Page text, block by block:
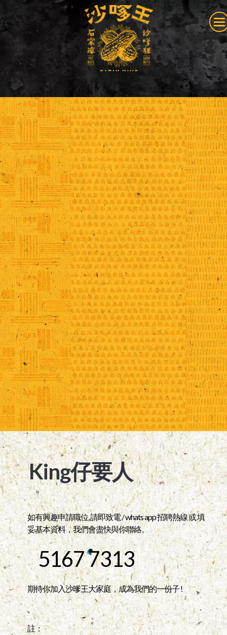
King仔要人
如有興趣申請職位, 請即致電 / whats app 招聘熱線 或 填
妥基本資料，我們會盡快與你聯絡。
5167 7313
期待你加入沙嗲王大家庭，成為我們的一份子 !
註：